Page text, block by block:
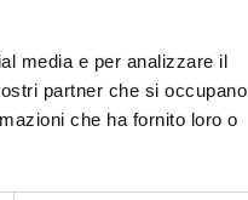
media e per analizzare il
partner che si occupano
che ha fornito loro o